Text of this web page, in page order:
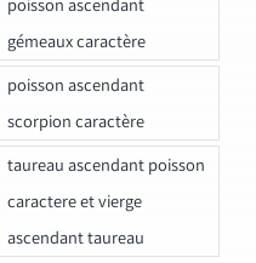
poisson ascendant
gémeaux caractère
poisson ascendant
scorpion caractère
taureau ascendant poisson
caractere et vierge
ascendant taureau